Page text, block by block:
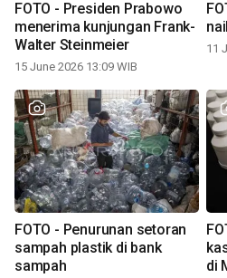
FOTO - Presiden Prabowo
menerima kunjungan Frank-
Walter Steinmeier
15 June 2026 13:09 WIB
11
FOTO - Penurunan setoran
sampah plastik di bank
sampah
di